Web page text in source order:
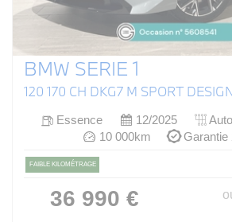
BMW SERIE 1
120 170 CH DKG7 M SPORT
Essence 12/2025
10 000km
Garantie
FAIBLE KILOMÉTRAGE
36 990 €